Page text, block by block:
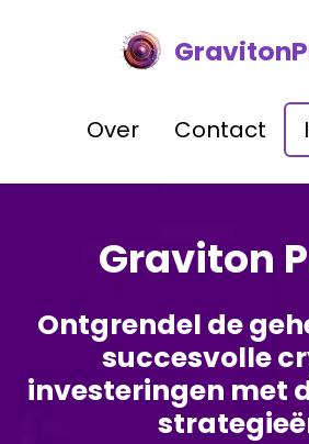
Over Contact
Graviton
Ontgrendel de
succesvolle
investeringen met